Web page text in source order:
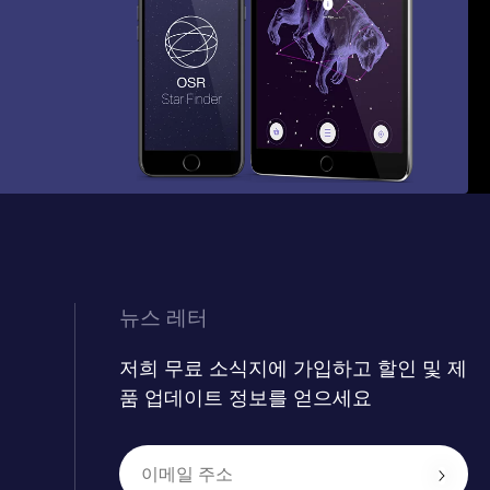
뉴스 레터
저희 무료 소식지에 가입하고 할인 및 제
품 업데이트 정보를 얻으세요